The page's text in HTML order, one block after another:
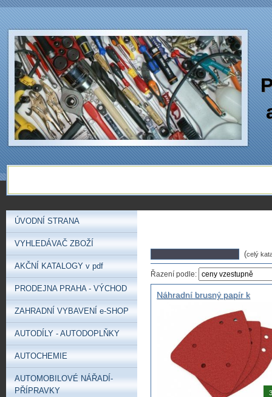
(celý
Řazení podle:
Náhradní brusný papír k
ÚVODNÍ STRANA
VYHLEDÁVAČ ZBOŽÍ
AKČNÍ KATALOGY v pdf
PRODEJNA PRAHA - VÝCHOD
ZAHRADNÍ VYBAVENÍ e-SHOP
AUTODÍLY - AUTODOPLŇKY
AUTOCHEMIE
AUTOMOBILOVÉ NÁŘADÍ-
PŘÍPRAVKY